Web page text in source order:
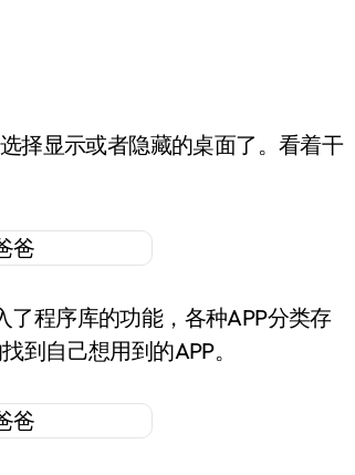
择显示或者隐藏的桌面了。看着干
了程序库的功能，各种APP分类存
到自己想用到的APP。